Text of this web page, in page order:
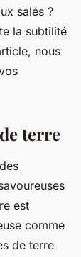
salés ?
la subtilité
nous
terre
est
comme
de terre